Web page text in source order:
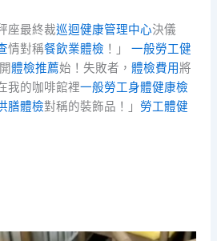
座最終裁巡迴健康管理中心決儀
情對稱餐飲業體檢 ！」一般勞工健
開體檢推薦始！失敗者，體檢費用將
我的咖啡館裡一般勞工身體健康檢
膳體檢對稱的裝飾品！」 勞工體健